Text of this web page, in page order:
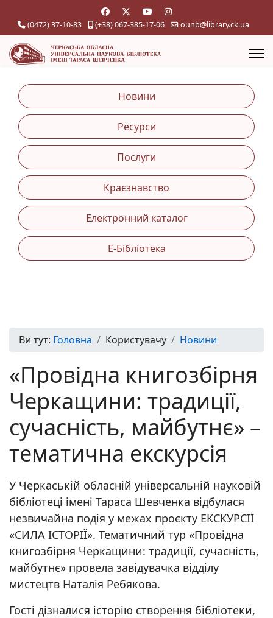
(0472) 37-10-83 (+38) 067-385-17-06 ounb@library.ck.ua
Новини
Ресурси
Послуги
Краєзнавство
Електронний каталог
Е-Бібліотека
Ви тут: Головна Користувачу Новини
«Провідна книгозбірня
Черкащини: традиції,
сучасність, майбутнє» –
тематична екскурсія
У Черкаській обласній універсальній науковій
бібліотеці імені Тараса Шевченка відбулася
незвичайна подія у межах проєкту ЕКСКУРСІЇ
«СИЛА ІСТОРІЇ». Тематичний тур «Провідна
книгозбірня Черкащини: традиції, сучасність,
майбутнє» провела завідувачка відділу
мистецтв Наталія Ребякова.
Гості дізналися історію створення бібліотеки,